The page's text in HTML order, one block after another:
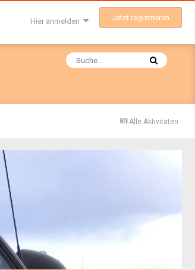
Hier anmelden Jetzt registrieren
Alle Aktivitäten